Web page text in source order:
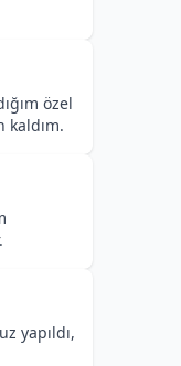
özel
kaldım.
yapıldı,